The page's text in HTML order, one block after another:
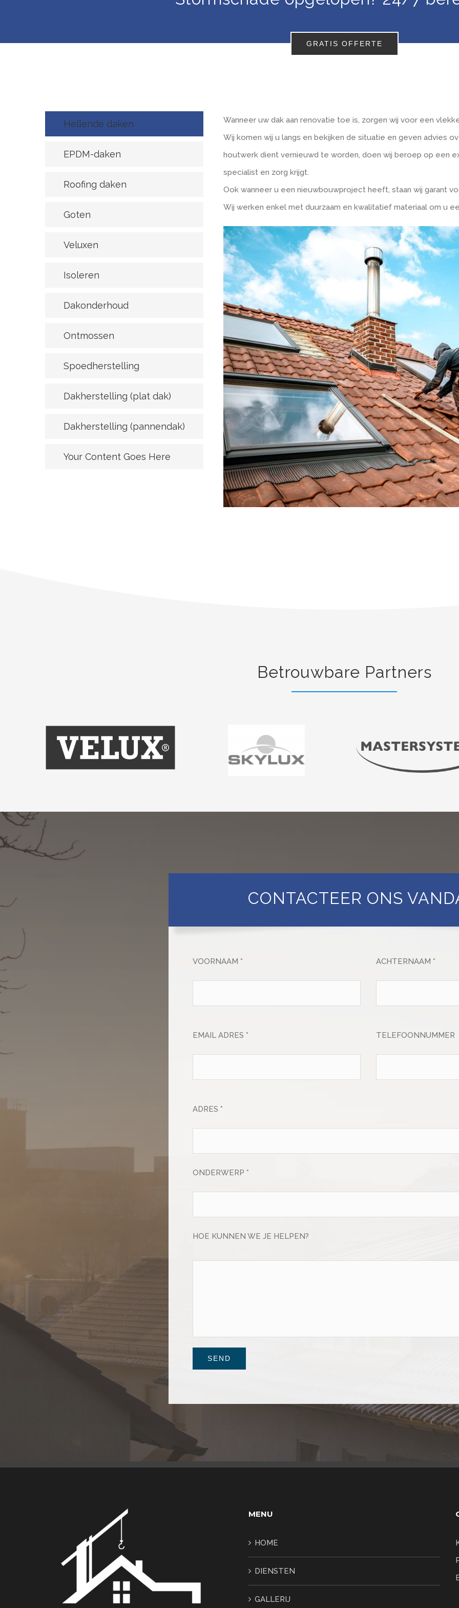
GRATIS OFFERTE
Hellende daken
EPDM-daken
Roofing daken
Goten
Veluxen
Isoleren
Dakonderhoud
Ontmossen
Spoedherstelling
Dakherstelling (plat dak)
Dakherstelling (pannendak)
Your Content Goes Here
Wanneer uw dak aan renovatie toe is, zorgen wij voor een
Wij komen wij u langs en bekijken de situatie en geven advies
houtwerk dient vernieuwd te worden, doen wij beroep op een
specialist en zorg krijgt.
Ook wanneer u een nieuwbouwproject heeft, staan wij garant
Wij werken enkel met duurzaam en kwalitatief materiaal om u
Betrouwbare Partners
CONTACTEER ONS
VOORNAAM * ACHTERNAAM *
EMAIL ADRES * TELEFOONNUMMER
ADRES *
ONDERWERP *
HOE KUNNEN WE JE HELPEN?
MENU
HOME
DIENSTEN
GALLERIJ